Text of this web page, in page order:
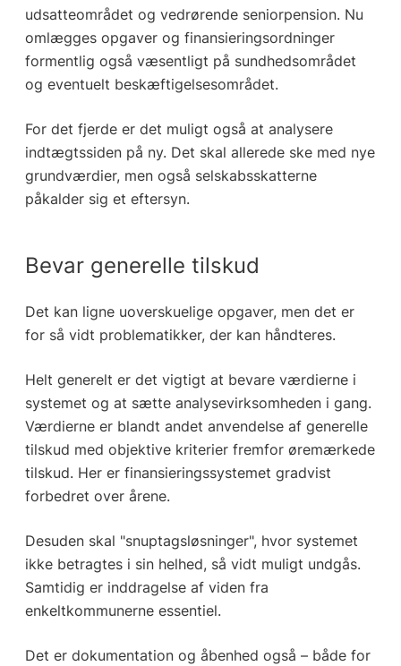
udsatteområdet og vedrørende seniorpension. Nu
omlægges opgaver og finansieringsordninger
formentlig også væsentligt på sundhedsområdet
og eventuelt beskæftigelsesområdet.
For det fjerde er det muligt også at analysere
indtægtssiden på ny. Det skal allerede ske med nye
grundværdier, men også selskabsskatterne
påkalder sig et eftersyn.
Bevar generelle tilskud
Det kan ligne uoverskuelige opgaver, men det er
for så vidt problematikker, der kan håndteres.
Helt generelt er det vigtigt at bevare værdierne i
systemet og at sætte analysevirksomheden i gang.
Værdierne er blandt andet anvendelse af generelle
tilskud med objektive kriterier fremfor øremærkede
tilskud. Her er finansieringssystemet gradvist
forbedret over årene.
Desuden skal "snuptagsløsninger", hvor systemet
ikke betragtes i sin helhed, så vidt muligt undgås.
Samtidig er inddragelse af viden fra
enkeltkommunerne essentiel.
Det er dokumentation og åbenhed også – både for